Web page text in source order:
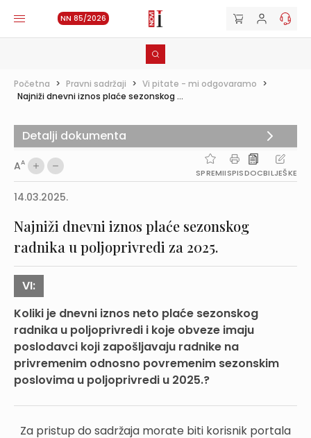
NN 85/2026
Početna > Pravni sadržaji > Vi pitate - mi odgovaramo >
Najniži dnevni iznos plaće sezonskog ...
AA
SPREMIISPISDOCBILJEŠKE
14.03.2025.
Najniži dnevni iznos plaće sezonskog
radnika u poljoprivredi za 2025.
VI:
Koliki je dnevni iznos neto plaće sezonskog
radnika u poljoprivredi i koje obveze imaju
poslodavci koji zapošljavaju radnike na
privremenim odnosno povremenim sezonskim
poslovima u poljoprivredi u 2025.?
Za pristup do sadržaja morate biti korisnik portala
Detalji dokumenta